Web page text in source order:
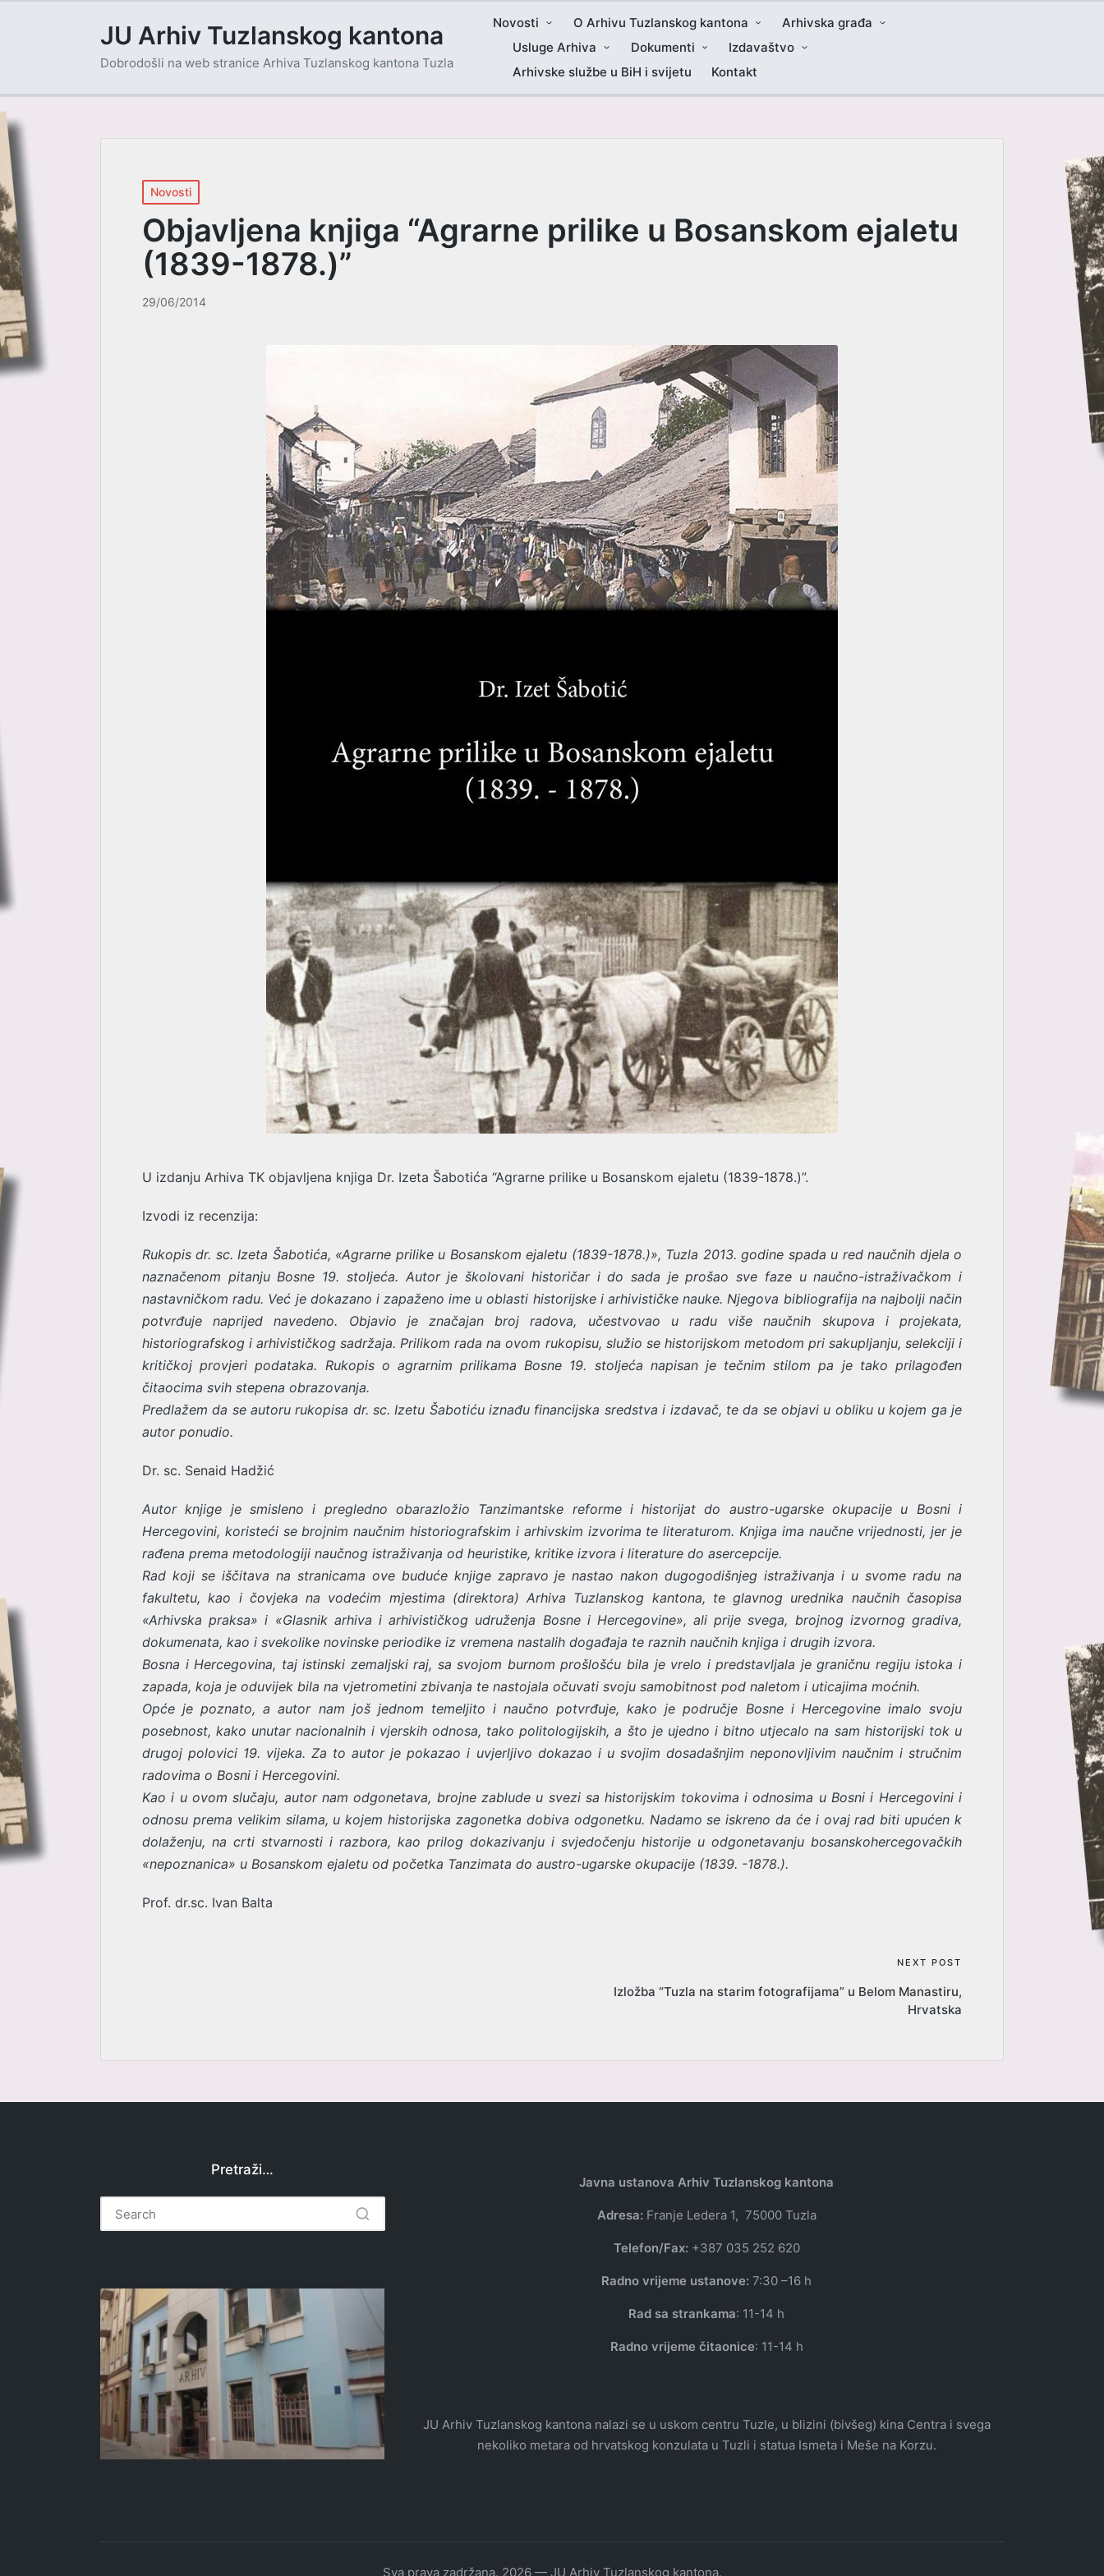
JU Arhiv Tuzlanskog kantona
Dobrodošli na web stranice Arhiva Tuzlanskog kantona Tuzla
Novosti O Arhivu Tuzlanskog kantona
Arhivska građa
Usluge Arhiva
Dokumenti
Izdavaštvo
Arhivske službe u BiH i svijetu
Kontakt
Posted
in
Novosti
Objavljena knjiga “Agrarne prilike u Bosanskom ejaletu
(1839-1878.)”
29/06/2014
U izdanju Arhiva TK objavljena knjiga Dr. Izeta Šabotića “Agrarne prilike u Bosanskom ejaletu (1839-1878.)”.
Izvodi iz recenzija:
Rukopis dr. sc. Izeta Šabotića, «Agrarne prilike u Bosanskom ejaletu (1839-1878.)», Tuzla 2013. godine spada u red naučnih djela o
naznačenom pitanju Bosne 19. stoljeća. Autor je školovani historičar i do sada je prošao sve faze u naučno-istraživačkom i
nastavničkom radu. Već je dokazano i zapaženo ime u oblasti historijske i arhivističke nauke. Njegova bibliografija na najbolji način
potvrđuje naprijed navedeno. Objavio je značajan broj radova, učestvovao u radu više naučnih skupova i projekata,
historiografskog i arhivističkog sadržaja. Prilikom rada na ovom rukopisu, služio se historijskom metodom pri sakupljanju, selekciji i
kritičkoj provjeri podataka. Rukopis o agrarnim prilikama Bosne 19. stoljeća napisan je tečnim stilom pa je tako prilagođen
čitaocima svih stepena obrazovanja.
Predlažem da se autoru rukopisa dr. sc. Izetu Šabotiću iznađu financijska sredstva i izdavač, te da se objavi u obliku u kojem ga je
autor ponudio.
Dr. sc. Senaid Hadžić
Autor knjige je smisleno i pregledno obarazložio Tanzimantske reforme i historijat do austro-ugarske okupacije u Bosni i
Hercegovini, koristeći se brojnim naučnim historiografskim i arhivskim izvorima te literaturom. Knjiga ima naučne vrijednosti, jer je
rađena prema metodologiji naučnog istraživanja od heuristike, kritike izvora i literature do asercepcije.
Rad koji se iščitava na stranicama ove buduće knjige zapravo je nastao nakon dugogodišnjeg istraživanja i u svome radu na
fakultetu, kao i čovjeka na vodećim mjestima (direktora) Arhiva Tuzlanskog kantona, te glavnog urednika naučnih časopisa
«Arhivska praksa» i «Glasnik arhiva i arhivističkog udruženja Bosne i Hercegovine», ali prije svega, brojnog izvornog gradiva,
dokumenata, kao i svekolike novinske periodike iz vremena nastalih događaja te raznih naučnih knjiga i drugih izvora.
Bosna i Hercegovina, taj istinski zemaljski raj, sa svojom burnom prošlošću bila je vrelo i predstavljala je graničnu regiju istoka i
zapada, koja je oduvijek bila na vjetrometini zbivanja te nastojala očuvati svoju samobitnost pod naletom i uticajima moćnih.
Opće je poznato, a autor nam još jednom temeljito i naučno potvrđuje, kako je područje Bosne i Hercegovine imalo svoju
posebnost, kako unutar nacionalnih i vjerskih odnosa, tako politologijskih, a što je ujedno i bitno utjecalo na sam historijski tok u
drugoj polovici 19. vijeka. Za to autor je pokazao i uvjerljivo dokazao i u svojim dosadašnjim neponovljivim naučnim i stručnim
radovima o Bosni i Hercegovini.
Kao i u ovom slučaju, autor nam odgonetava, brojne zablude u svezi sa historijskim tokovima i odnosima u Bosni i Hercegovini i
odnosu prema velikim silama, u kojem historijska zagonetka dobiva odgonetku. Nadamo se iskreno da će i ovaj rad biti upućen k
dolaženju, na crti stvarnosti i razbora, kao prilog dokazivanju i svjedočenju historije u odgonetavanju bosanskohercegovačkih
«nepoznanica» u Bosanskom ejaletu od početka Tanzimata do austro-ugarske okupacije (1839. -1878.).
Prof. dr.sc. Ivan Balta
NEXT POST
Izložba “Tuzla na starim fotografijama” u Belom Manastiru,
Hrvatska
Pretraži…
Javna ustanova Arhiv Tuzlanskog kantona
Adresa: Franje Ledera 1, 75000 Tuzla
Telefon/Fax: +387 035 252 620
Radno vrijeme ustanove: 7:30 –16 h
Rad sa strankama: 11-14 h
Radno vrijeme čitaonice: 11-14 h
JU Arhiv Tuzlanskog kantona nalazi se u uskom centru Tuzle, u blizini (bivšeg) kina Centra i svega
nekoliko metara od hrvatskog konzulata u Tuzli i statua Ismeta i Meše na Korzu.
Sva prava zadržana. 2026 — JU Arhiv Tuzlanskog kantona.